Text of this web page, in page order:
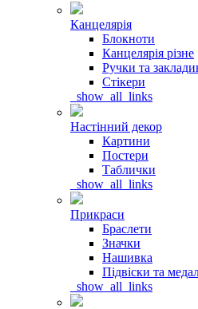
Канцелярія
Блокноти
Канцелярія різне
Ручки та
Стікери
_show_all_links
Настінний декор
Картини
Постери
Таблички
_show_all_links
Прикраси
Браслети
Значки
Нашивка
Підвіски та
_show_all_links